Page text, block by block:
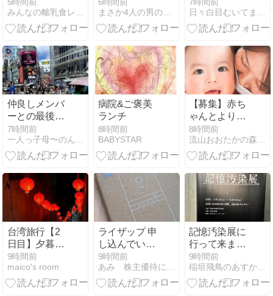
5時間前
6時間前
まさか4人の男の子のお母さんになるなんて。
7時間前
仲良しメンバ
ーとの最後の
演技
7時間前
病院&ご褒美
ランチ
8時間前
BABYSTAR
【募集】赤ち
ゃんとより濃
密な時間を過
ごしたい方へ
♡ベビーマッ
ース
8時間前
台湾旅行【2
日目】夕暮れ
の九份へ。
『千と千尋』
の世界を歩く
9時間前
maico's room
ライザップ 申
し込んでいた
優待到着
9時間前
あみ 株主優待にあこがれて〜 節約＆お得を楽しむ
記憶汚染展に
行って来まし
た！渋谷
BEAMギャラ
リー
9時間前
稲垣飛鳥のあすかふぇのおいしい毎日